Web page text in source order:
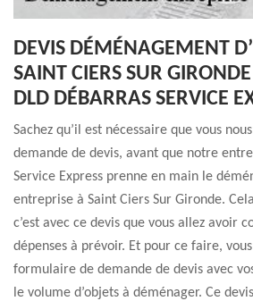
DEVIS DÉMÉNAGEMENT
SAINT CIERS SUR
DLD DÉBARRAS SERVICE
Sachez qu’il est nécessaire que vous
demande de devis, avant que notre
Service Express prenne en main le
entreprise à Saint Ciers Sur Gironde.
c’est avec ce devis que vous allez avoir
dépenses à prévoir. Et pour ce faire,
formulaire de demande de devis avec
le volume d’objets à déménager. Ce